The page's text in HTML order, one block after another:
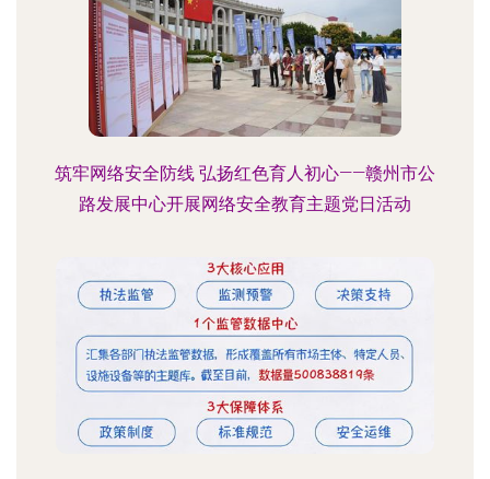
筑牢网络安全防线 弘扬红色育人初心——赣州市公
路发展中心开展网络安全教育主题党日活动